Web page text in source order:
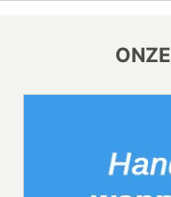
ONZE